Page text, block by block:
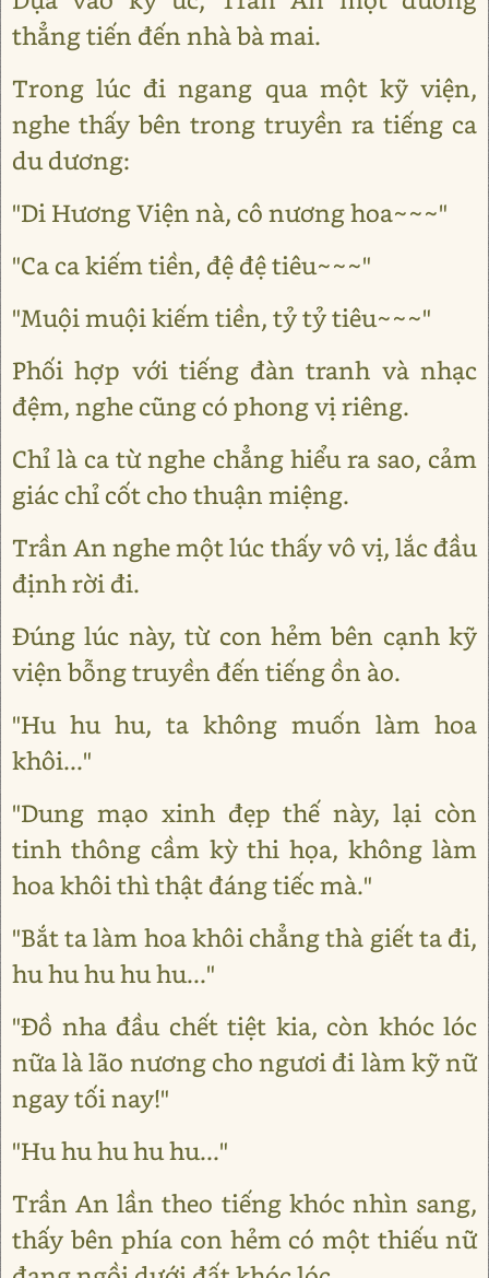
thẳng tiến đến nhà bà mai.
Trong lúc đi ngang qua một kỹ viện,
nghe thấy bên trong truyền ra tiếng ca
du dương:
"Di Hương Viện nà, cô nương hoa~~~"
"Ca ca kiếm tiền, đệ đệ tiêu~~~"
"Muội muội kiếm tiền, tỷ tỷ tiêu~~~"
Phối hợp với tiếng đàn tranh và nhạc
đệm, nghe cũng có phong vị riêng.
Chỉ là ca từ nghe chẳng hiểu ra sao, cảm
giác chỉ cốt cho thuận miệng.
Trần An nghe một lúc thấy vô vị, lắc đầu
định rời đi.
Đúng lúc này, từ con hẻm bên cạnh kỹ
viện bỗng truyền đến tiếng ồn ào.
"Hu hu hu, ta không muốn làm hoa
khôi..."
"Dung mạo xinh đẹp thế này, lại còn
tinh thông cầm kỳ thi họa, không làm
hoa khôi thì thật đáng tiếc mà."
"Bắt ta làm hoa khôi chẳng thà giết ta đi,
hu hu hu hu hu..."
"Đồ nha đầu chết tiệt kia, còn khóc lóc
nữa là lão nương cho ngươi đi làm kỹ nữ
ngay tối nay!"
"Hu hu hu hu hu..."
Trần An lần theo tiếng khóc nhìn sang,
thấy bên phía con hẻm có một thiếu nữ